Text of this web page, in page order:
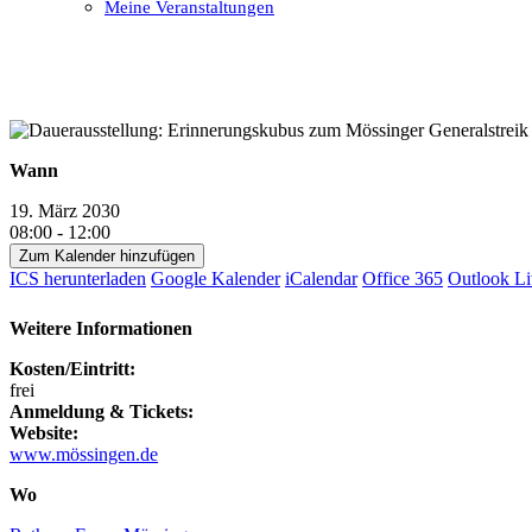
Meine Veranstaltungen
Wann
19. März 2030
08:00 - 12:00
Zum Kalender hinzufügen
ICS herunterladen Google Kalender iCalendar Office 365 Outlook
Weitere Informationen
Kosten/Eintritt:
frei
Anmeldung & Tickets:
Website:
www.mössingen.de
Wo